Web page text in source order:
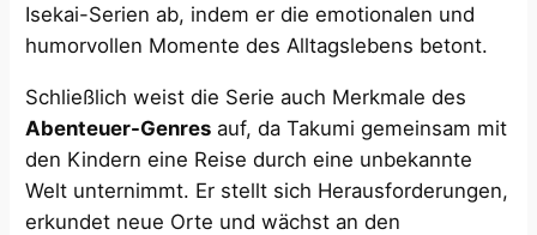
Isekai-Serien ab, indem er die emotionalen und
humorvollen Momente des Alltagslebens betont.
Schließlich weist die Serie auch Merkmale des
Abenteuer-Genres auf, da Takumi gemeinsam mit
den Kindern eine Reise durch eine unbekannte
Welt unternimmt. Er stellt sich Herausforderungen,
erkundet neue Orte und wächst an den